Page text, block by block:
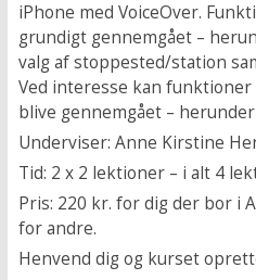
iPhone med VoiceOver.
grundigt gennemgået –
valg af stoppested/station
Ved interesse kan
blive gennemgået –
Underviser: Anne Kirstine
Tid: 2 x 2 lektioner – i alt 4
Pris: 220 kr. for dig der bor i
for andre.
Henvend dig og kurset